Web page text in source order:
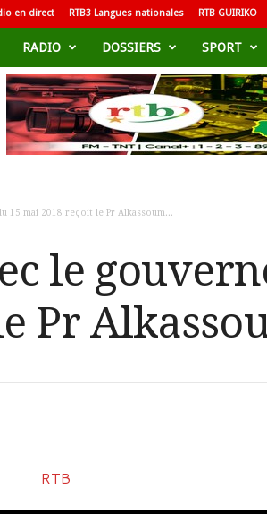
en direct RTB3 Langues nationales RTB GUIRIKO
RADIO DOSSIERS SPORT
15 mai 2018 reçoit le Pr Alkassoum...
le
Pr